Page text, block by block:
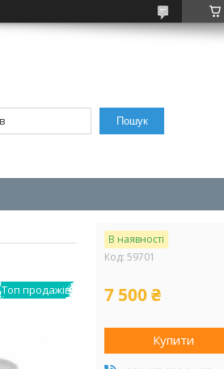
Пошук
Топ продажів
В наявності
Код: 59701
7 500 ₴
Купити